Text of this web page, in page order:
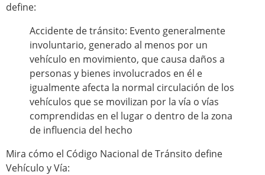
define:
Accidente de tránsito: Evento generalmente
involuntario, generado al menos por un
vehículo en movimiento, que causa daños a
personas y bienes involucrados en él e
igualmente afecta la normal circulación de los
vehículos que se movilizan por la vía o vías
comprendidas en el lugar o dentro de la zona
de influencia del hecho
Mira cómo el Código Nacional de Tránsito define
Vehículo y Vía: